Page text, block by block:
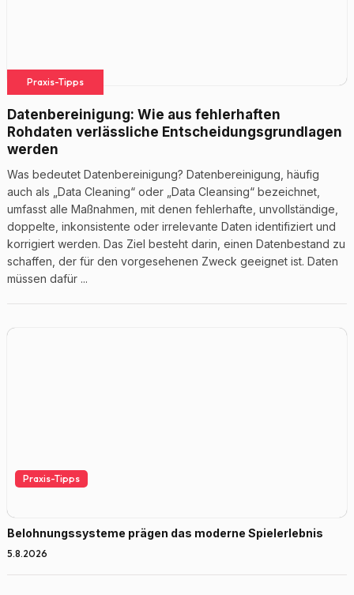
Praxis-Tipps
Datenbereinigung: Wie aus fehlerhaften
Rohdaten verlässliche Entscheidungsgrundlagen
werden
Was bedeutet Datenbereinigung? Datenbereinigung, häufig
auch als „Data Cleaning“ oder „Data Cleansing“ bezeichnet,
umfasst alle Maßnahmen, mit denen fehlerhafte, unvollständige,
doppelte, inkonsistente oder irrelevante Daten identifiziert und
korrigiert werden. Das Ziel besteht darin, einen Datenbestand zu
schaffen, der für den vorgesehenen Zweck geeignet ist. Daten
müssen dafür ...
Praxis-Tipps
Belohnungssysteme prägen das moderne Spielerlebnis
5.8.2026